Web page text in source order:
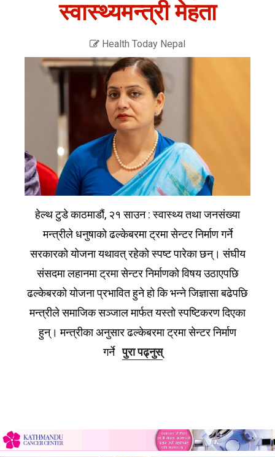
स्वास्थ्यमन्त्री मेहता
Health Today Nepal
हेल्थ टुडे काठमाडौं, २१ साउन : स्वास्थ्य तथा जनसंख्या
मन्त्रीले धनुषाको ढल्केबरमा ट्रमा सेन्टर निर्माण गर्ने
सरकारको योजना यथावत् रहेको स्पष्ट पारेका छन्। संघीय
संसदमा लहानमा ट्रमा सेन्टर निर्माणको विषय उठाएपछि
ढल्केबरको योजना प्रभावित हुने हो कि भन्ने जिज्ञासा बढेपछि
मन्त्रीले समाजिक सञ्जाल मार्फत यस्तो स्पष्टिकरण दिएका
हुन्। मन्त्रीका अनुसार ढल्केबरमा ट्रमा सेन्टर निर्माण
गर्नेपुरा पढ्नुस्